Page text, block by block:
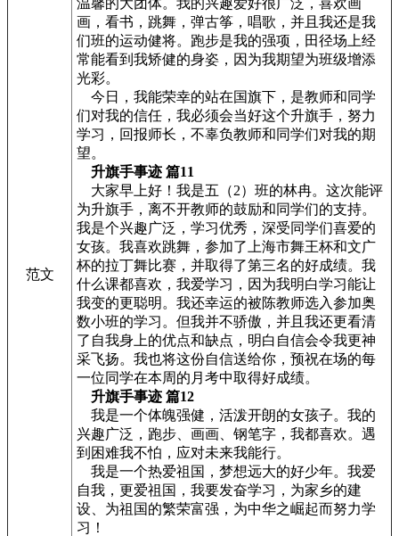
范文
温馨的大团体。我的兴趣爱好很广泛，喜欢画
画，看书，跳舞，弹古筝，唱歌，并且我还是我
们班的运动健将。跑步是我的强项，田径场上经
常能看到我矫健的身姿，因为我期望为班级增添
光彩。
今日，我能荣幸的站在国旗下，是教师和同学
们对我的信任，我必须会当好这个升旗手，努力
学习，回报师长，不辜负教师和同学们对我的期
望。
升旗手事迹 篇11
大家早上好！我是五（2）班的林冉。这次能评
为升旗手，离不开教师的鼓励和同学们的支持。
我是个兴趣广泛，学习优秀，深受同学们喜爱的
女孩。我喜欢跳舞，参加了上海市舞王杯和文广
杯的拉丁舞比赛，并取得了第三名的好成绩。我
什么课都喜欢，我爱学习，因为我明白学习能让
我变的更聪明。我还幸运的被陈教师选入参加奥
数小班的学习。但我并不骄傲，并且我还更看清
了自我身上的优点和缺点，明白自信会令我更神
采飞扬。我也将这份自信送给你，预祝在场的每
一位同学在本周的月考中取得好成绩。
升旗手事迹 篇12
我是一个体魄强健，活泼开朗的女孩子。我的
兴趣广泛，跑步、画画、钢笔字，我都喜欢。遇
到困难我不怕，应对未来我能行。
我是一个热爱祖国，梦想远大的好少年。我爱
自我，更爱祖国，我要发奋学习，为家乡的建
设、为祖国的繁荣富强，为中华之崛起而努力学
习！